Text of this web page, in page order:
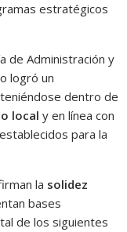
estratégicos
de Administración y
logró un
dentro de
local y en línea con
para la
la solidez
bases
de los siguientes